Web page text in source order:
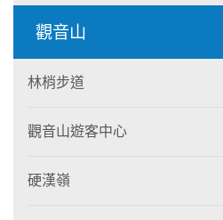
觀音山
林梢步道
觀音山遊客中心
硬漢嶺